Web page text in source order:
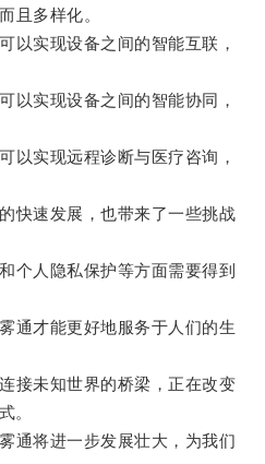
多样化。
实现设备之间的智能互联，
实现设备之间的智能协同，
实现远程诊断与医疗咨询，
速发展，也带来了一些挑战
人隐私保护等方面需要得到
才能更好地服务于人们的生
未知世界的桥梁，正在改变
。
将进一步发展壮大，为我们